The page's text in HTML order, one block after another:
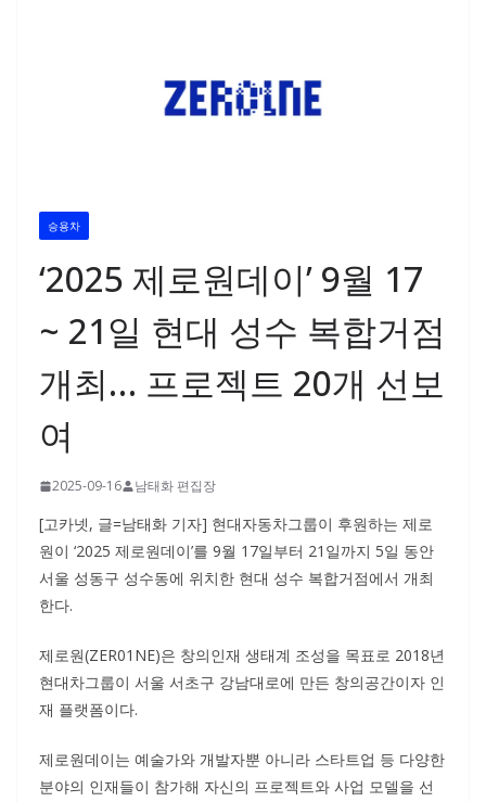
승용차
‘2025 제로원데이’ 9월 17
~ 21일 현대 성수 복합거점
개최… 프로젝트 20개 선보
여
2025-09-16 남태화 편집장
[고카넷, 글=남태화 기자] 현대자동차그룹이 후원하는 제로
원이 ‘2025 제로원데이’를 9월 17일부터 21일까지 5일 동안
서울 성동구 성수동에 위치한 현대 성수 복합거점에서 개최
한다.
제로원(ZER01NE)은 창의인재 생태계 조성을 목표로 2018년
현대차그룹이 서울 서초구 강남대로에 만든 창의공간이자 인
재 플랫폼이다.
제로원데이는 예술가와 개발자뿐 아니라 스타트업 등 다양한
분야의 인재들이 참가해 자신의 프로젝트와 사업 모델을 선